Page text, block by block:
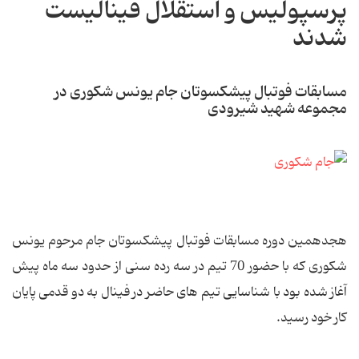
پرسپولیس و استقلال فینالیست
شدند
مسابقات فوتبال پیشکسوتان جام یونس شکوری در
مجموعه شهید شیرودی
هجدهمین دوره مسابقات فوتبال پیشکسوتان جام مرحوم یونس
شکوری که با حضور 70 تیم در سه رده سنی از حدود سه ماه پیش
آغاز شده بود با شناسایی تیم های حاضر در فینال به دو قدمی پایان
کار خود رسید.